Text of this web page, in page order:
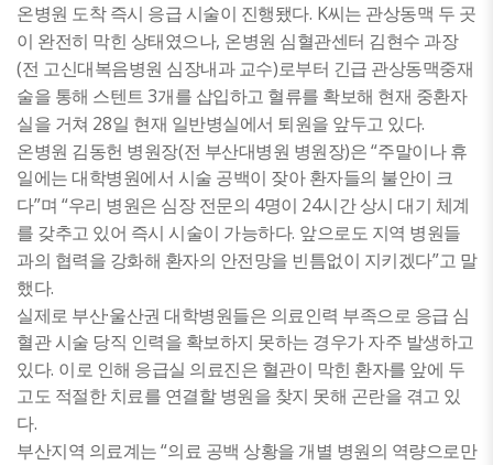
온병원 도착 즉시 응급 시술이 진행됐다. K씨는 관상동맥 두 곳
이 완전히 막힌 상태였으나, 온병원 심혈관센터 김현수 과장
(전 고신대복음병원 심장내과 교수) 로부터 긴급 관상동맥중재
술을 통해 스텐트 3개를 삽입하고 혈류를 확보해 현재 중환자
실을 거쳐 28일 현재 일반병실에서 퇴원을 앞두고 있다.
온병원 김동헌 병원장(전 부산대병원 병원장)은 “주말이나 휴
일에는 대학병원에서 시술 공백이 잦아 환자들의 불안이 크
다”며 “우리 병원은 심장 전문의 4명이 24시간 상시 대기 체계
를 갖추고 있어 즉시 시술이 가능하다. 앞으로도 지역 병원들
과의 협력을 강화해 환자의 안전망을 빈틈없이 지키겠다”고 말
했다.
실제로 부산·울산권 대학병원들은 의료인력 부족으로 응급 심
혈관 시술 당직 인력을 확보하지 못하는 경우가 자주 발생하고
있다. 이로 인해 응급실 의료진은 혈관이 막힌 환자를 앞에 두
고도 적절한 치료를 연결할 병원을 찾지 못해 곤란을 겪고 있
다.
부산지역 의료계는 “의료 공백 상황을 개별 병원의 역량으로만